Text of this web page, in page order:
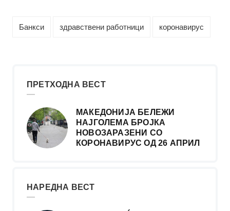
Банкси здравствени работници коронавирус
ПРЕТХОДНА ВЕСТ
МАКЕДОНИЈА БЕЛЕЖИ
НАЈГОЛЕМА БРОЈКА
НОВОЗАРАЗЕНИ СО
КОРОНАВИРУС ОД 26 АПРИЛ
НАРЕДНА ВЕСТ